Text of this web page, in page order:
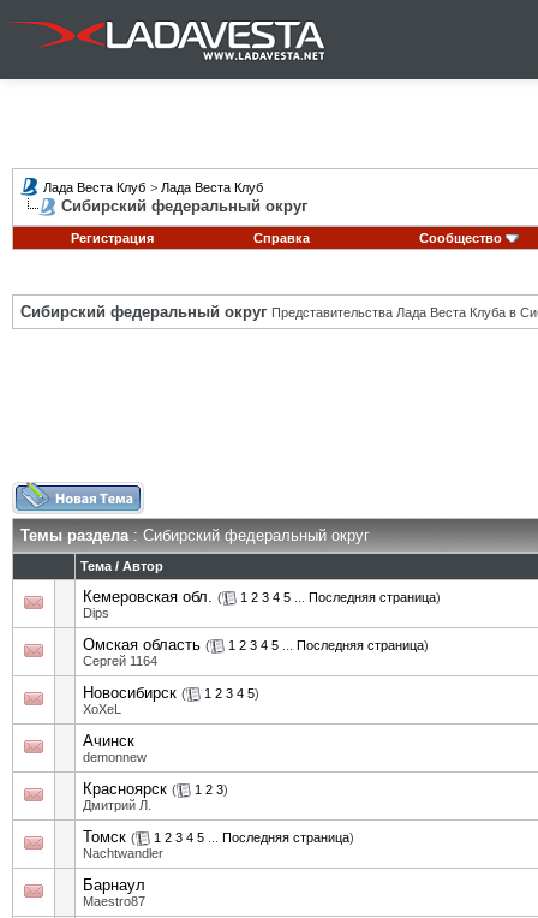
Лада Веста Клуб > Лада Веста Клуб
Сибирский федеральный округ
Регистрация Справка Сообщество
Сибирский федеральный округ Представительства Лада Веста Клуба в
Темы раздела: Сибирский федеральный округ
Тема / Автор
Кемеровская обл. ( 1 2 3 4 5 Последняя страница)
Dips
Омская область ( 1 2 3 4 5 Последняя страница)
Сергей 1164
Новосибирск ( 1 2 3 4 5)
XoXeL
Ачинск
demonnew
Красноярск ( 1 2 3)
Дмитрий Л.
Томск ( 1 2 3 4 5 Последняя страница)
Nachtwandler
Барнаул
Maestro87